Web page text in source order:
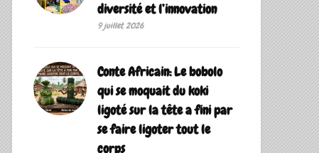
diversité et l’innovation
9 juillet 2026
Conte Africain: Le bobolo
qui se moquait du koki
ligoté sur la tête a fini par
se faire ligoter tout le
corps